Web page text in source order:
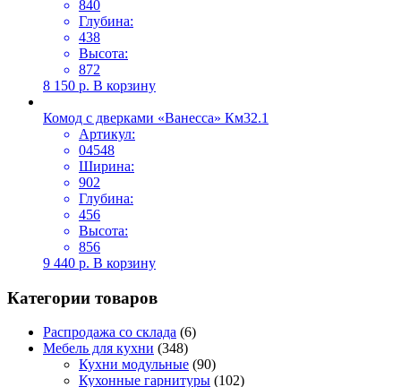
840
Глубина:
438
Высота:
872
8 150 р. В корзину
Комод с дверками «Ванесса» Км32.1
Артикул:
04548
Ширина:
902
Глубина:
456
Высота:
856
9 440 р. В корзину
Категории товаров
Распродажа со склада (6)
Мебель для кухни (348)
Кухни модульные (90)
Кухонные гарнитуры (102)